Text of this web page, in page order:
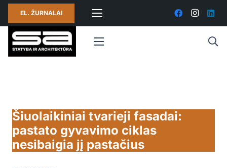
EL. ŽURNALAI
Šiuolaikiniai tvarieji fasadai:
pastato gyvavimo ciklas
nesibaigia jį pastačius